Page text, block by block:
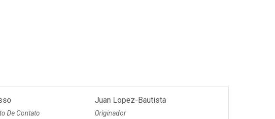
De Contato
Juan Lopez-Bautista
Originador